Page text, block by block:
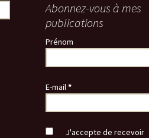
Abonnez-vous à mes
publications
Prénom
E-mail*
J'accepte de recevoir